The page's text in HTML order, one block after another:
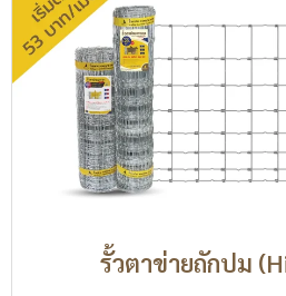
รั้วตาข่ายถักปม